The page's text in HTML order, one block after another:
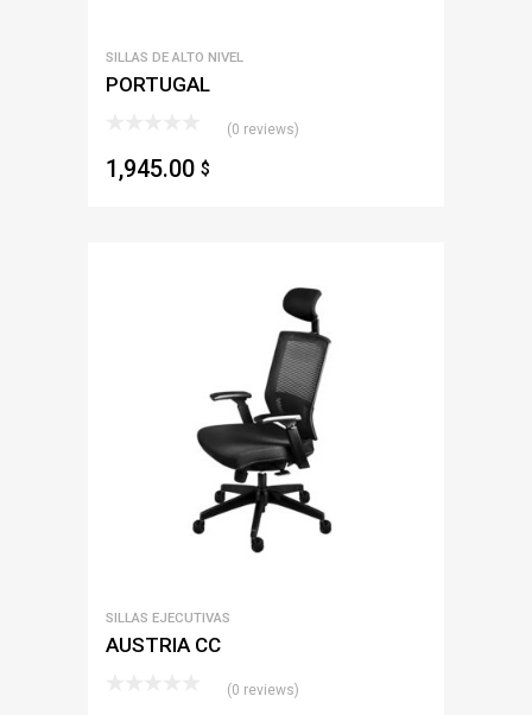
SILLAS DE ALTO NIVEL
PORTUGAL
(0 reviews)
1,945.00 $
SILLAS EJECUTIVAS
AUSTRIA CC
(0 reviews)